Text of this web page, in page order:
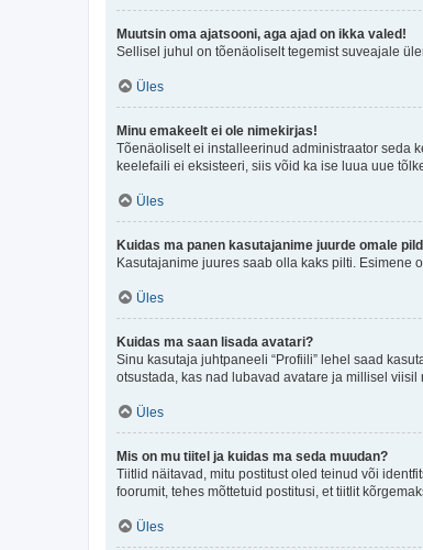
Muutsin oma ajatsooni, aga ajad on ikka valed!
Sellisel juhul on tõenäoliselt tegemist suveajale
Üles
Minu emakeelt ei ole nimekirjas!
Tõenäoliselt ei installeerinud administraator seda
keelefaili ei eksisteeri, siis võid ka ise luua uue
Üles
Kuidas ma panen kasutajanime juurde omale
Kasutajanime juures saab olla kaks pilti. Esimene
Üles
Kuidas ma saan lisada avatari?
Sinu kasutaja juhtpaneeli “Profiili” lehel saad
otsustada, kas nad lubavad avatare ja millisel viisil
Üles
Mis on mu tiitel ja kuidas ma seda muudan?
Tiitlid näitavad, mitu postitust oled teinud või
foorumit, tehes mõttetuid postitusi, et tiitlit
Üles